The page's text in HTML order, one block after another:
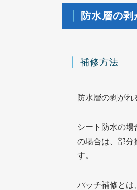
防水層の
補修方法
防水層の剥がれ
シート防水の
の場合は、部分
す。
パッチ補修とは